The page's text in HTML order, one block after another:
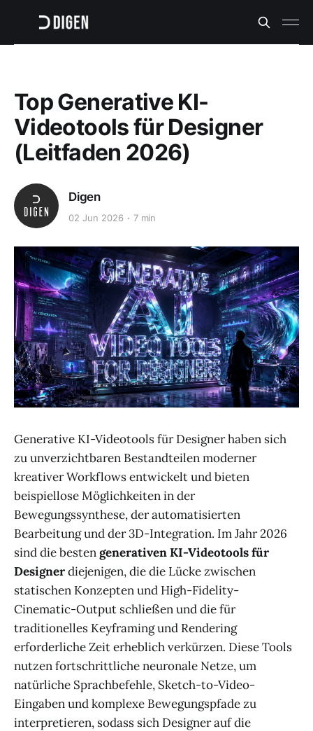
Top Generative KI-
Videotools für Designer
(Leitfaden 2026)
Digen
02 Jun 2026 7 min
Generative KI-Videotools für Designer haben sich
zu unverzichtbaren Bestandteilen moderner
kreativer Workflows entwickelt und bieten
beispiellose Möglichkeiten in der
Bewegungssynthese, der automatisierten
Bearbeitung und der 3D-Integration. Im Jahr 2026
sind die bestengenerativen KI-Videotools für
Designerdiejenigen, die die Lücke zwischen
statischen Konzepten und High-Fidelity-
Cinematic-Output schließen und die für
traditionelles Keyframing und Rendering
erforderliche Zeit erheblich verkürzen. Diese Tools
nutzen fortschrittliche neuronale Netze, um
natürliche Sprachbefehle, Sketch-to-Video-
Eingaben und komplexe Bewegungspfade zu
interpretieren, sodass sich Designer auf die